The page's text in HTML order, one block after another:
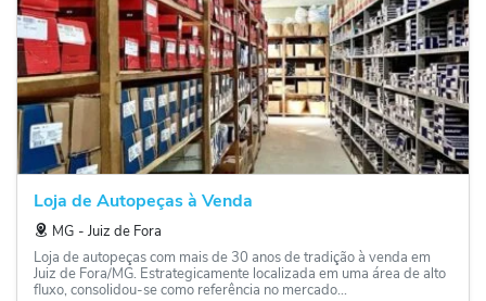
Loja de Autopeças à Venda
MG ‐ Juiz de Fora
Loja de autopeças com mais de 30 anos de tradição à venda em
Juiz de Fora/MG. Estrategicamente localizada em uma área de alto
fluxo, consolidou-se como referência no mercado...